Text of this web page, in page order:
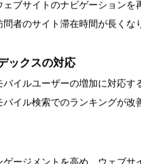
トのメタデータとコンテンツ
SEOの両方に影響を与える